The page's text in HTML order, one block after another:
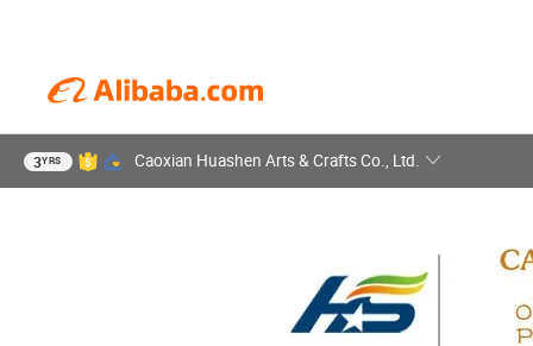
3YRS Caoxian Huashen Arts & Crafts Co., Ltd.